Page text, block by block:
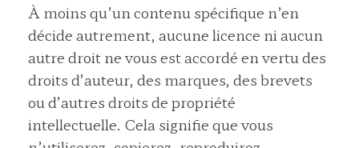
À moins qu’un contenu spécifique n’en
décide autrement, aucune licence ni aucun
autre droit ne vous est accordé en vertu des
droits d’auteur, des marques, des brevets
ou d’autres droits de propriété
intellectuelle. Cela signifie que vous